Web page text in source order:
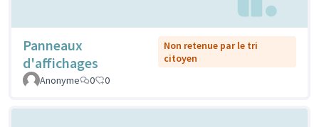
Panneaux
d'affichages
Non retenue par le tri
citoyen
Anonyme
0 0